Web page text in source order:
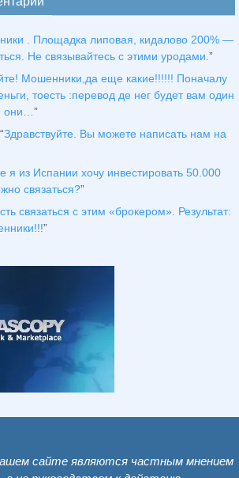
. Площадка липовая, кидалово 200% —
Не связывайтесь с этими уродами. ”
Мошенники,да еще какие!!!!!! Поначалу
тоесть :перевод де нег будет вам один
они… ”
Здравствуйте. Вы можете написать нам на
я из Испании хочу инвестировать 50.000
связаться?”
связаться с этим «брокером». Результат:
”
сайте являются частным мнением